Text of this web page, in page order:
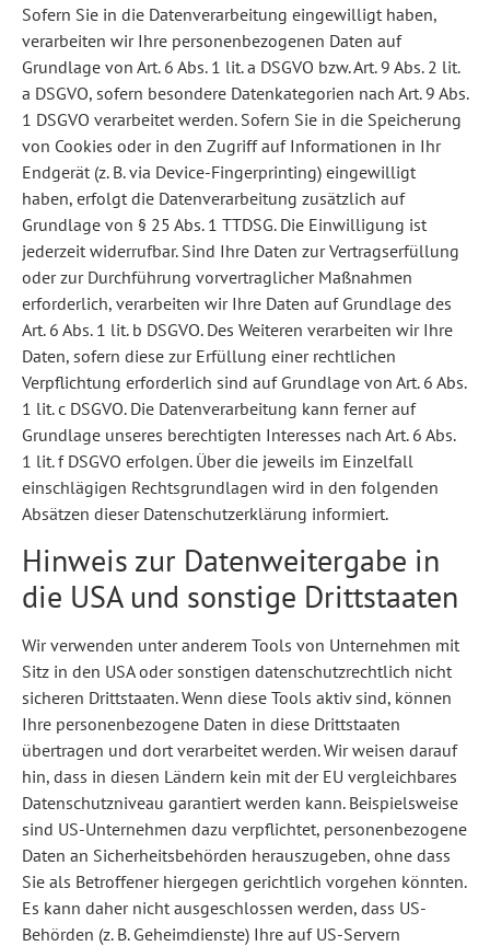
Sofern Sie in die Datenverarbeitung eingewilligt haben,
verarbeiten wir Ihre personenbezogenen Daten auf
Grundlage von Art. 6 Abs. 1 lit. a DSGVO bzw. Art. 9 Abs. 2 lit.
a DSGVO, sofern besondere Datenkategorien nach Art. 9 Abs.
1 DSGVO verarbeitet werden. Sofern Sie in die Speicherung
von Cookies oder in den Zugriff auf Informationen in Ihr
Endgerät (z. B. via Device-Fingerprinting) eingewilligt
haben, erfolgt die Datenverarbeitung zusätzlich auf
Grundlage von § 25 Abs. 1 TTDSG. Die Einwilligung ist
jederzeit widerrufbar. Sind Ihre Daten zur Vertragserfüllung
oder zur Durchführung vorvertraglicher Maßnahmen
erforderlich, verarbeiten wir Ihre Daten auf Grundlage des
Art. 6 Abs. 1 lit. b DSGVO. Des Weiteren verarbeiten wir Ihre
Daten, sofern diese zur Erfüllung einer rechtlichen
Verpflichtung erforderlich sind auf Grundlage von Art. 6 Abs.
1 lit. c DSGVO. Die Datenverarbeitung kann ferner auf
Grundlage unseres berechtigten Interesses nach Art. 6 Abs.
1 lit. f DSGVO erfolgen. Über die jeweils im Einzelfall
einschlägigen Rechtsgrundlagen wird in den folgenden
Absätzen dieser Datenschutzerklärung informiert.
Hinweis zur Datenweitergabe in
die USA und sonstige Drittstaaten
Wir verwenden unter anderem Tools von Unternehmen mit
Sitz in den USA oder sonstigen datenschutzrechtlich nicht
sicheren Drittstaaten. Wenn diese Tools aktiv sind, können
Ihre personenbezogene Daten in diese Drittstaaten
übertragen und dort verarbeitet werden. Wir weisen darauf
hin, dass in diesen Ländern kein mit der EU vergleichbares
Datenschutzniveau garantiert werden kann. Beispielsweise
sind US-Unternehmen dazu verpflichtet, personenbezogene
Daten an Sicherheitsbehörden herauszugeben, ohne dass
Sie als Betroffener hiergegen gerichtlich vorgehen könnten.
Es kann daher nicht ausgeschlossen werden, dass US-
Behörden (z. B. Geheimdienste) Ihre auf US-Servern